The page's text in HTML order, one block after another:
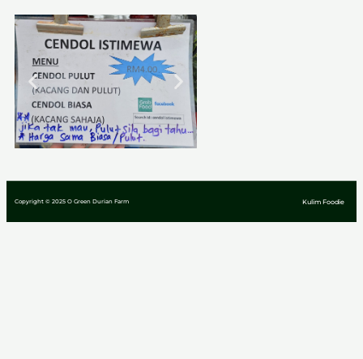
Copyright © 2025 O Green Durian Farm Kulim Foodie